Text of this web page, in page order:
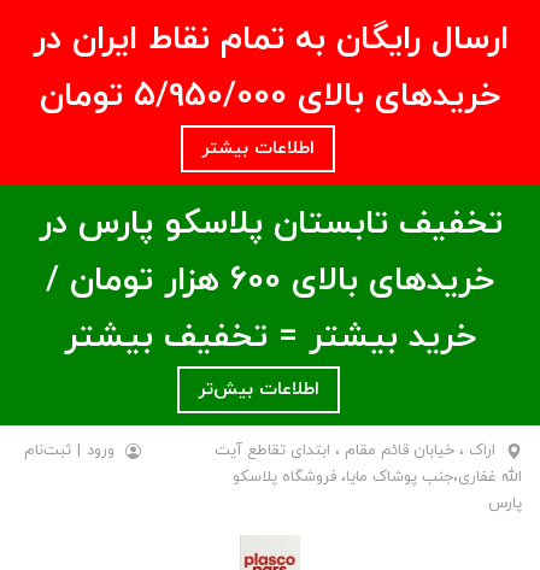
ارسال رایگان به تمام نقاط ایران در
خریدهای بالای ۵/950/000 تومان
اطلاعات بیشتر
تخفیف تابستان پلاسکو پارس در
خریدهای بالای ۶00 هزار تومان /
خرید بیشتر = تخفیف بیشتر
اطلاعات بیش‌تر
اراک ، خیابان قائم مقام ، ابتدای تقاطع آیت
الله غفاری،جنب پوشاک مایا، فروشگاه پلاسکو
پارس
ورود | ثبت‌نام